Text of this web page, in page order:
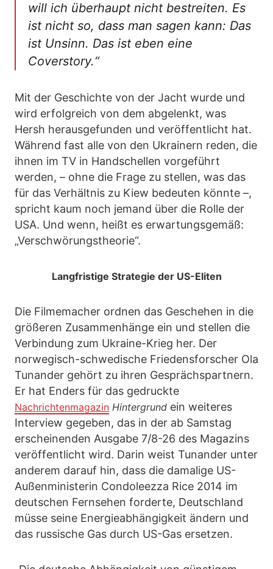
will ich überhaupt nicht bestreiten. Es
ist nicht so, dass man sagen kann: Das
ist Unsinn. Das ist eben eine
Coverstory.“
Mit der Geschichte von der Jacht wurde und
wird erfolgreich von dem abgelenkt, was
Hersh herausgefunden und veröffentlicht hat.
Während fast alle von den Ukrainern reden, die
ihnen im TV in Handschellen vorgeführt
werden, – ohne die Frage zu stellen, was das
für das Verhältnis zu Kiew bedeuten könnte –,
spricht kaum noch jemand über die Rolle der
USA. Und wenn, heißt es erwartungsgemäß:
„Verschwörungstheorie“.
Langfristige Strategie der US-Eliten
Die Filmemacher ordnen das Geschehen in die
größeren Zusammenhänge ein und stellen die
Verbindung zum Ukraine-Krieg her. Der
norwegisch-schwedische Friedensforscher Ola
Tunander gehört zu ihren Gesprächspartnern.
Er hat Enders für das gedruckte
Nachrichtenmagazin Hintergrund ein weiteres
Interview gegeben, das in der ab Samstag
erscheinenden Ausgabe 7/8-26 des Magazins
veröffentlicht wird. Darin weist Tunander unter
anderem darauf hin, dass die damalige US-
Außenministerin Condoleezza Rice 2014 im
deutschen Fernsehen forderte, Deutschland
müsse seine Energieabhängigkeit ändern und
das russische Gas durch US-Gas ersetzen.